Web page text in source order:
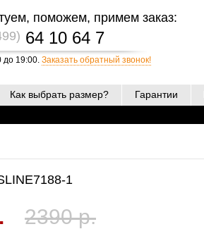
поможем, примем заказ:
64 10 64 7
до 19:00. Заказать обратный звонок!
Как выбрать размер? Гарантии
1
2390 р.